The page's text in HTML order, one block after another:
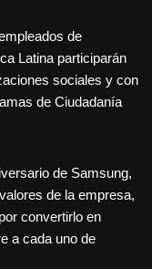
de
Latina participarán
sociales y con
de Ciudadanía
de Samsung,
de la empresa,
convertirlo en
a cada uno de